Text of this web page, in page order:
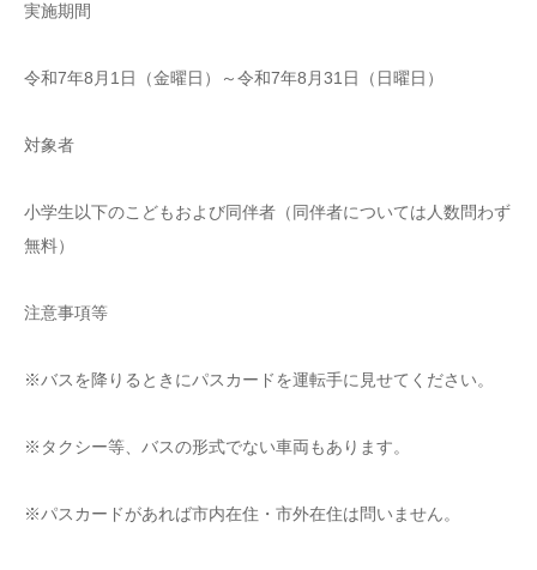
実施期間
令和7年8月1日（金曜日）～令和7年8月31日（日曜日）
対象者
小学生以下のこどもおよび同伴者（同伴者については人数問わず
無料）
注意事項等
※バスを降りるときにパスカードを運転手に見せてください。
※タクシー等、バスの形式でない車両もあります。
※パスカードがあれば市内在住・市外在住は問いません。